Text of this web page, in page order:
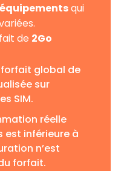
qui
de 2Go
forfait global de
sur
SIM.
réelle
est inférieure à
n’est
forfait.